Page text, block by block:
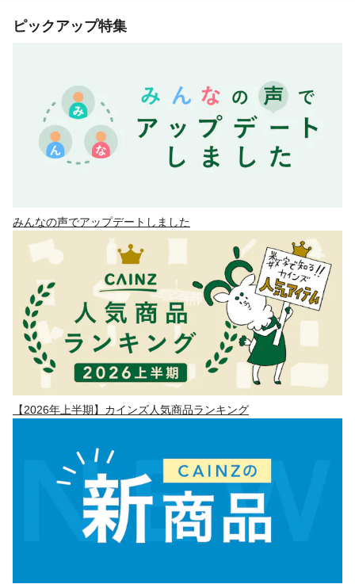
ピックアップ特集
みんなの声でアップデートしました
【2026年上半期】カインズ人気商品ランキング